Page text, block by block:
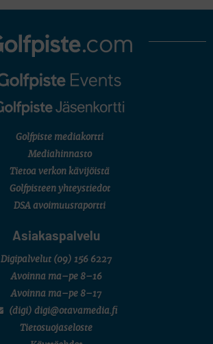
Golfpiste mediakortti
Mediahinnasto
Tietoa verkon kävijöistä
Golfpisteen yhteystiedot
DSA avoimuusraportti
Asiakaspalvelu
Digipalvelut (09) 156 6227
Avoinna ma–pe 8–16
Avoinna ma–pe 8–17
(digi) digi@otavamedia.fi
Tietosuojaseloste